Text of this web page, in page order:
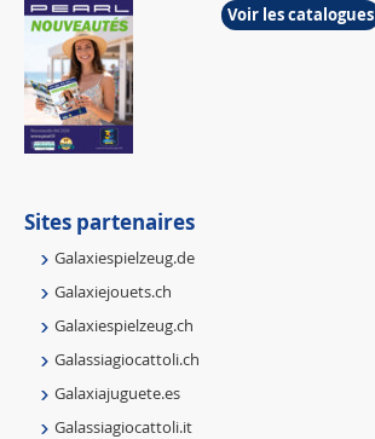
Voir les catalogues
Sites partenaires
Galaxiespielzeug.de
Galaxiejouets.ch
Galaxiespielzeug.ch
Galassiagiocattoli.ch
Galaxiajuguete.es
Galassiagiocattoli.it